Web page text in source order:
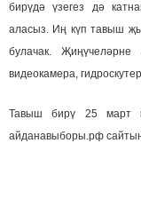
бирүдә үзегез дә
аласыз. Иң күп тавыш
булачак.
видеокамера,
Тавыш бирү 25 март
айданавыборы.рф